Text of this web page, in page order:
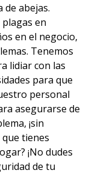
abejas.
en
en el negocio,
Tenemos
lidiar con las
para que
personal
asegurarse de
¡sin
que tienes
¡No dudes
de tu